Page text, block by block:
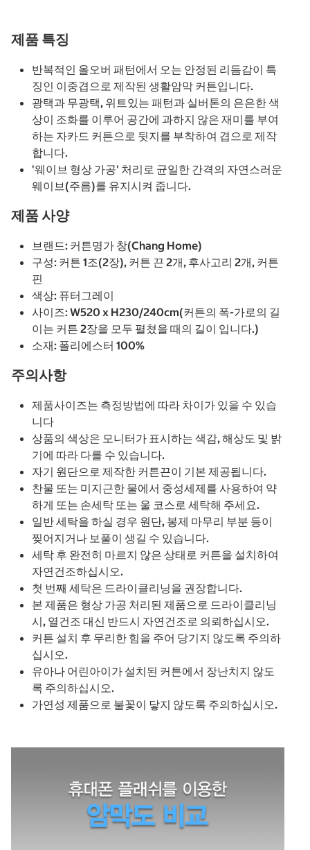
제품 특징
반복적인 올오버 패턴에서 오는 안정된 리듬감이 특
징인 이중겹으로 제작된 생활암막 커튼입니다.
광택과 무광택, 위트있는 패턴과 실버톤의 은은한 색
상이 조화를 이루어 공간에 과하지 않은 재미를 부여
하는 자카드 커튼으로 뒷지를 부착하여 겹으로 제작
합니다.
'웨이브 형상 가공' 처리로 균일한 간격의 자연스러운
웨이브(주름)를 유지시켜 줍니다.
제품 사양
브랜드: 커튼명가 창(Chang Home)
구성: 커튼 1조(2장), 커튼 끈 2개, 후사고리 2개, 커튼
핀
색상: 퓨터그레이
사이즈: W520 x H230/240cm(커튼의 폭-가로의 길
이는 커튼 2장을 모두 펼쳤을 때의 길이 입니다.)
소재: 폴리에스터 100%
주의사항
제품사이즈는 측정방법에 따라 차이가 있을 수 있습
니다
상품의 색상은 모니터가 표시하는 색감, 해상도 및 밝
기에 따라 다를 수 있습니다.
자기 원단으로 제작한 커튼끈이 기본 제공됩니다.
찬물 또는 미지근한 물에서 중성세제를 사용하여 약
하게 또는 손세탁 또는 울 코스로 세탁해 주세요.
일반 세탁을 하실 경우 원단, 봉제 마무리 부분 등이
찢어지거나 보풀이 생길 수 있습니다.
세탁 후 완전히 마르지 않은 상태로 커튼을 설치하여
자연건조하십시오.
첫 번째 세탁은 드라이클리닝을 권장합니다.
본 제품은 형상 가공 처리된 제품으로 드라이클리닝
시, 열건조 대신 반드시 자연건조로 의뢰하십시오.
커튼 설치 후 무리한 힘을 주어 당기지 않도록 주의하
십시오.
유아나 어린아이가 설치된 커튼에서 장난치지 않도
록 주의하십시오.
가연성 제품으로 불꽃이 닿지 않도록 주의하십시오.